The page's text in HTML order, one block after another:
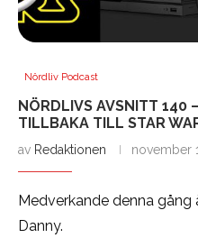
Nördliv Podcast
NÖRDLIVS AVSNITT 140
TILLBAKA TILL STAR
av Redaktionen november
Medverkande denna gång
Danny.